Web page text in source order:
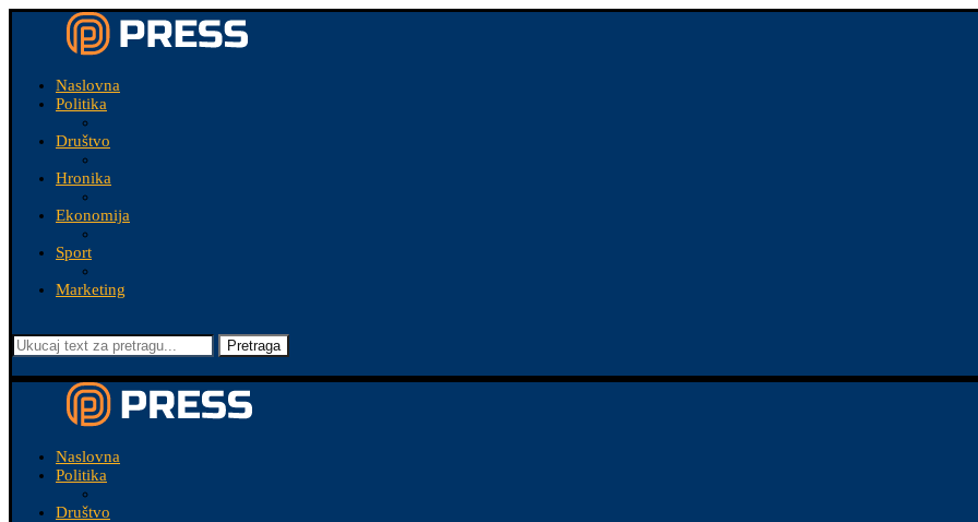
Naslovna
Politika
Društvo
Hronika
Ekonomija
Sport
Marketing
Pretraga
Naslovna
Politika
Društvo